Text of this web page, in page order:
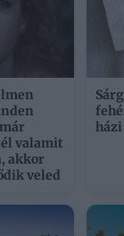
valamit
akkor
veled
házi